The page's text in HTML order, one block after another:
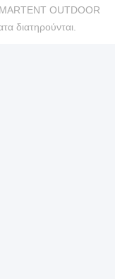
OUTDOOR
διατηρούνται.